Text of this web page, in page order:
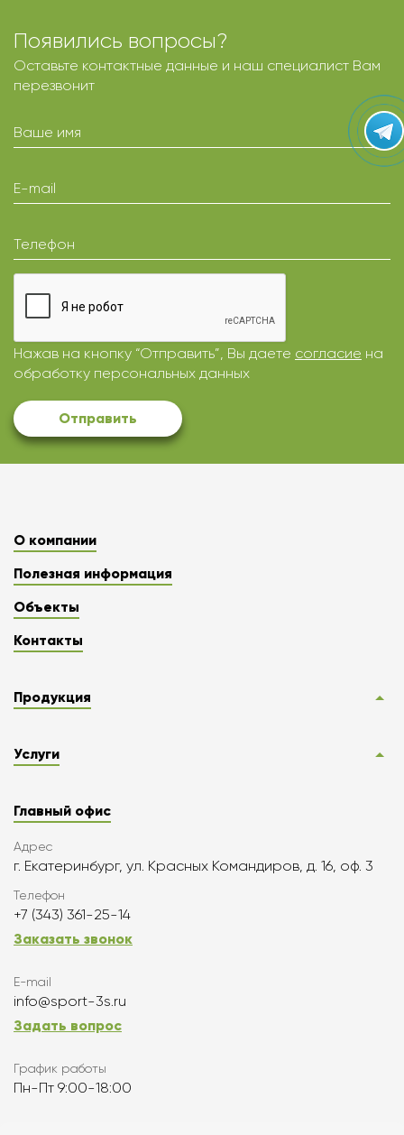
Появились вопросы?
Оставьте контактные данные и наш специалист Вам
перезвонит
Ваше имя
E-mail
Телефон
Нажав на кнопку “Отправить”, Вы даете согласие на
обработку персональных данных
Отправить
О компании
Полезная информация
Объекты
Контакты
Продукция
Услуги
Главный офис
Адрес
г. Екатеринбург, ул. Красных Командиров, д. 16, оф. 3
Телефон
+7 (343) 361-25-14
Заказать звонок
E-mail
info@sport-3s.ru
Задать вопрос
График работы
Пн-Пт 9:00-18:00